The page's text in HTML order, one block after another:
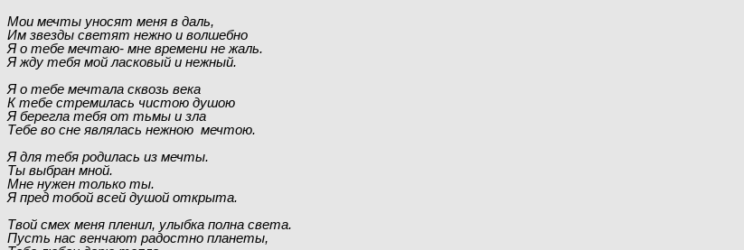
Мои мечты уносят меня в даль,
Им звезды светят нежно и волшебно
Я о тебе мечтаю- мне времени не жаль.
Я жду тебя мой ласковый и нежный.
Я о тебе мечтала сквозь века
К тебе стремилась чистою душою
Я берегла тебя от тьмы и зла
Тебе во сне являлась нежною мечтою.
Я для тебя родилась из мечты.
Ты выбран мной.
Мне нужен только ты.
Я пред тобой всей душой открыта.
Твой смех меня пленил, улыбка полна света.
Пусть нас венчают радостно планеты,